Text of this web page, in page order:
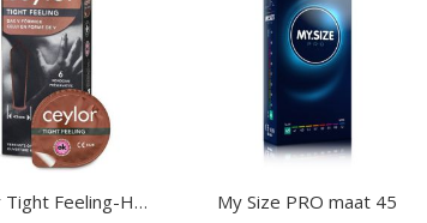
Ceylor Tight Feeling-Hotshot My Size PRO maat 45